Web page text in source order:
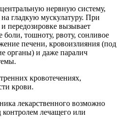
нервную систему,
гладкую мускулатуру. При
передозировке вызывает
тошноту, рвоту, сонливое
печени, кровоизлияния (под
органы) и даже паралич
кровотечениях,
крови.
лекарственного возможно
лечащего или